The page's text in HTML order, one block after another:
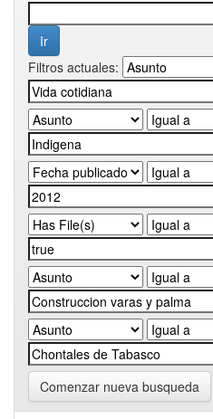
Filtros actuales:
Comenzar nueva busqueda